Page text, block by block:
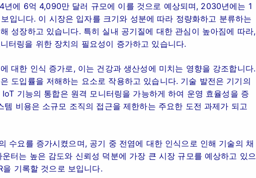
에 6억 4,090만 달러 규모에 이를 것으로 예상되며, 2030년에는 1
입니다. 이 시장은 입자를 크기와 성분에 따라 정량화하고 분류하는
성장하고 있습니다. 특히 실내 공기질에 대한 관심이 높아짐에 따라,
터링을 위한 장치의 필요성이 증가하고 있습니다.
대한 인식 증가로, 이는 건강과 생산성에 미치는 영향을 강조합니다.
도입률을 저해하는 요소로 작용하고 있습니다. 기술 발전은 기기의
기능의 통합은 원격 모니터링을 가능하게 하여 운영 효율성을 증
비용은 소규모 조직의 접근을 제한하는 주요한 도전 과제가 되고
수요를 증가시켰으며, 공기 중 전염에 대한 인식으로 인해 기술의 채
터는 높은 감도와 신뢰성 덕분에 가장 큰 시장 규모를 예상하고 있으
기록할 것으로 보입니다.